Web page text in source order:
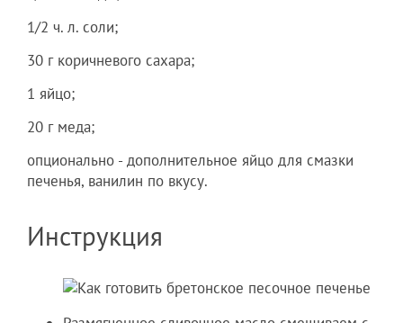
1/2 ч. л. соли;
30 г коричневого сахара;
1 яйцо;
20 г меда;
опционально - дополнительное яйцо для смазки
печенья, ванилин по вкусу.
Инструкция